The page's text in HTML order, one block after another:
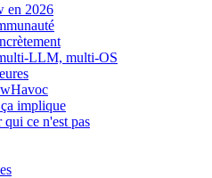
en 2026
LLM, multi-OS
implique
ce n'est pas